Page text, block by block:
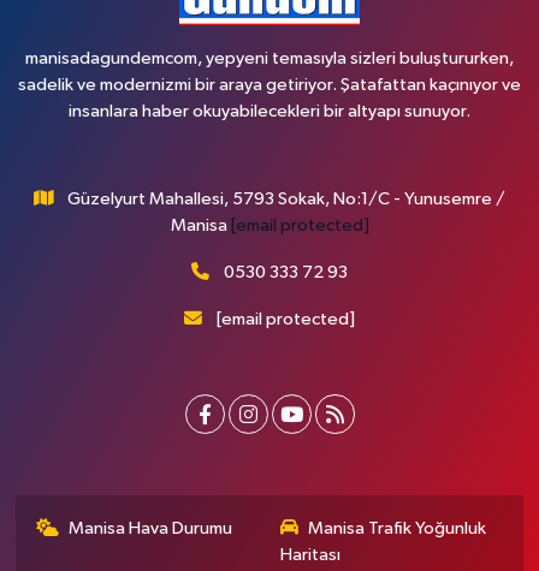
manisadagundemcom, yepyeni temasıyla sizleri buluştururken,
sadelik ve modernizmi bir araya getiriyor. Şatafattan kaçınıyor ve
insanlara haber okuyabilecekleri bir altyapı sunuyor.
Güzelyurt Mahallesi, 5793 Sokak, No:1/C - Yunusemre /
Manisa [email protected]
0530 333 72 93
[email protected]
Manisa Hava Durumu
Manisa Trafik Yoğunluk
Haritası